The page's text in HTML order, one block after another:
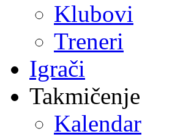
Klubovi
Treneri
Igrači
Takmičenje
Kalendar